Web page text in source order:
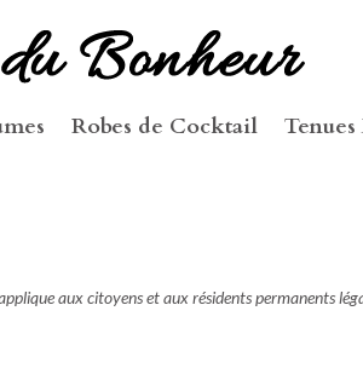
Robes de Cocktail
aux citoyens et aux résidents permanents